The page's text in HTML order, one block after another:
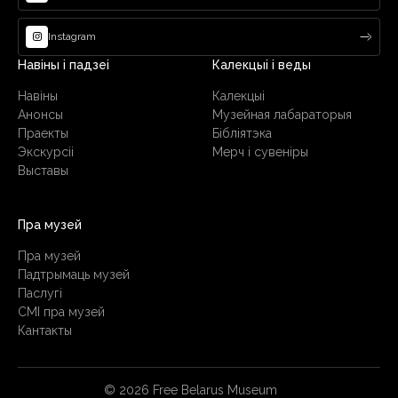
Instagram
Навіны і падзеі
Навіны
Анонсы
Праекты
Экскурсіі
Выставы
Калекцыі і веды
Калекцыі
Музейная лабараторыя
Бібліятэка
Мерч і сувеніры
Пра музей
Пра музей
Падтрымаць музей
Паслугi
СМІ пра музей
Кантакты
© 2026 Free Belarus Museum